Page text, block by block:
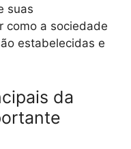
suas
como a sociedade
estabelecidas e
da